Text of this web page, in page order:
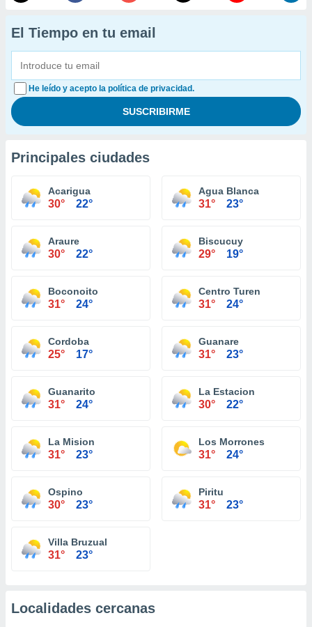
El Tiempo en tu email
He leído y acepto la política de privacidad.
Principales ciudades
Acarigua
30° 22°
Agua Blanca
31° 23°
Araure
30° 22°
Biscucuy
29° 19°
Boconoito
31° 24°
Centro Turen
31° 24°
Cordoba
25° 17°
Guanare
31° 23°
Guanarito
31° 24°
La Estacion
30° 22°
La Mision
31° 23°
Los Morrones
31° 24°
Ospino
30° 23°
Piritu
31° 23°
Villa Bruzual
31° 23°
Localidades cercanas